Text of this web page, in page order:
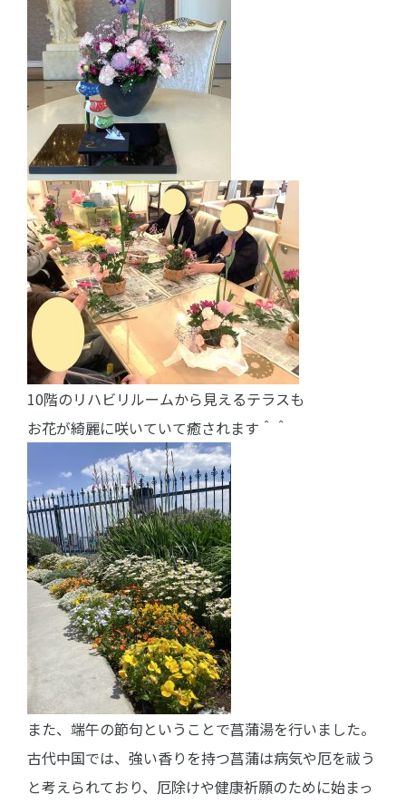
10階のリハビリルームから見えるテラスも
お花が綺麗に咲いていて癒されます＾＾
また、端午の節句ということで菖蒲湯を行いました。
古代中国では、強い香りを持つ菖蒲は病気や厄を祓う
と考えられており、厄除けや健康祈願のために始まっ